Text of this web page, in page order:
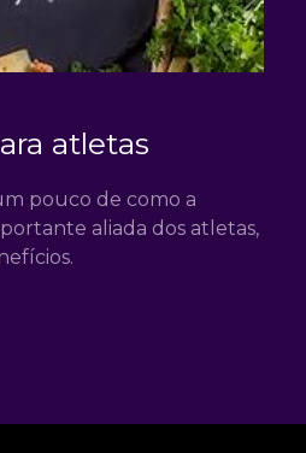
atletas
pouco de como a
aliada dos atletas,